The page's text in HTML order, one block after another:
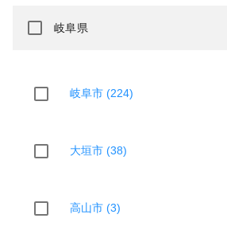
岐阜県
岐阜市 (224)
大垣市 (38)
高山市 (3)